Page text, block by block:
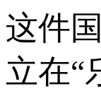
这件
立在“